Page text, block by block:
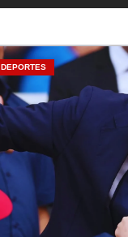
DEPORTES